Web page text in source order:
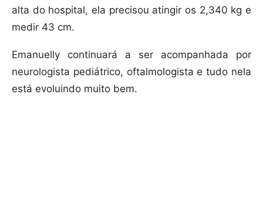
alta do hospital, ela precisou atingir os 2,340 kg e
medir 43 cm.
Emanuelly continuará a ser acompanhada por
neurologista pediátrico, oftalmologista e tudo nela
está evoluindo muito bem.